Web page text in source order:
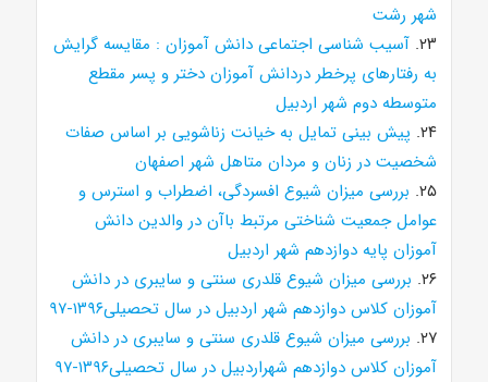
شهر رشت
۲۳. آسیب شناسی اجتماعی دانش آموزان : مقایسه گرایش
به رفتارهای پرخطر دردانش آموزان دختر و پسر مقطع
متوسطه دوم شهر اردبیل
۲۴. پیش بینی تمایل به خیانت زناشویی بر اساس صفات
شخصیت در زنان و مردان متاهل شهر اصفهان
۲۵. بررسی میزان شیوع افسردگی، اضطراب و استرس و
عوامل جمعیت شناختی مرتبط باآن در والدین دانش
آموزان پایه دوازدهم شهر اردبیل
۲۶. بررسی میزان شیوع قلدری سنتی و سایبری در دانش
آموزان کلاس دوازدهم شهر اردبیل در سال تحصیلی۱۳۹۶-۹۷
۲۷. بررسی میزان شیوع قلدری سنتی و سایبری در دانش
آموزان کلاس دوازدهم شهراردبیل در سال تحصیلی۱۳۹۶-۹۷